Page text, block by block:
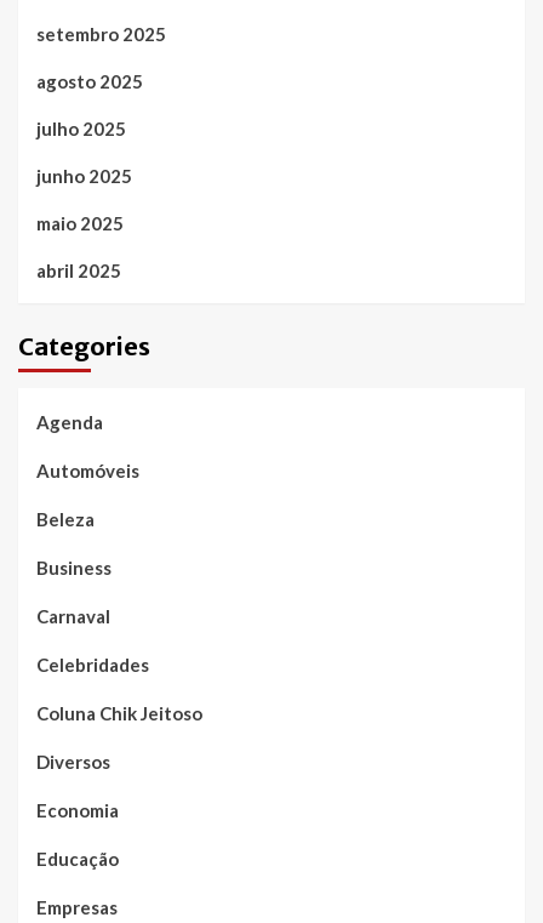
setembro 2025
agosto 2025
julho 2025
junho 2025
maio 2025
abril 2025
Categories
Agenda
Automóveis
Beleza
Business
Carnaval
Celebridades
Coluna Chik Jeitoso
Diversos
Economia
Educação
Empresas